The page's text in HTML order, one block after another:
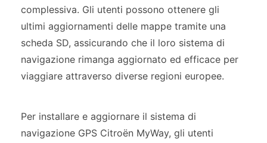
complessiva. Gli utenti possono ottenere gli
ultimi aggiornamenti delle mappe tramite una
scheda SD, assicurando che il loro sistema di
navigazione rimanga aggiornato ed efficace per
viaggiare attraverso diverse regioni europee.
Per installare e aggiornare il sistema di
navigazione GPS Citroën MyWay, gli utenti